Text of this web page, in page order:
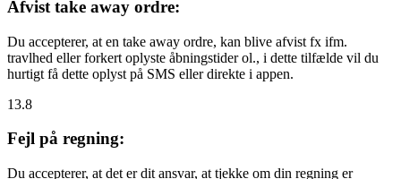
Afvist take away ordre:
Du accepterer, at en take away ordre, kan blive afvist fx ifm.
travlhed eller forkert oplyste åbningstider ol., i dette tilfælde vil du
hurtigt få dette oplyst på SMS eller direkte i appen.
13.8
Fejl på regning:
Du accepterer, at det er dit ansvar, at tjekke om din regning er